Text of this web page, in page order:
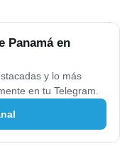
Panamá en
y lo más
en tu Telegram.